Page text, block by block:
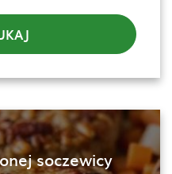
soczewicy